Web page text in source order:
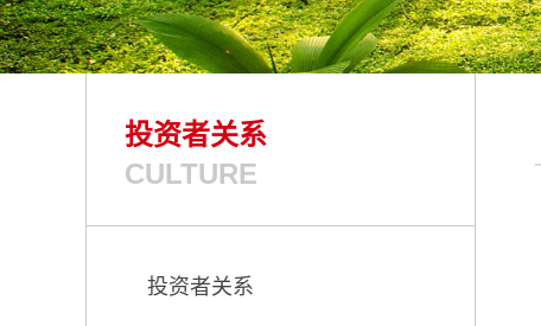
投资者关系
CULTURE
投资者关系